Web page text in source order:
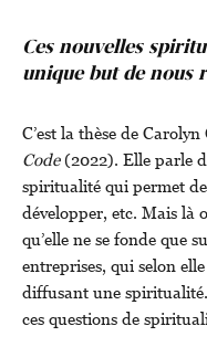
Ces nouvelles
unique but de nous
C’est la thèse de
Code(2022). Elle parle
spiritualité qui permet
développer, etc. Mais là
qu’elle ne se fonde que
entreprises, qui selon
diffusant une
ces questions de